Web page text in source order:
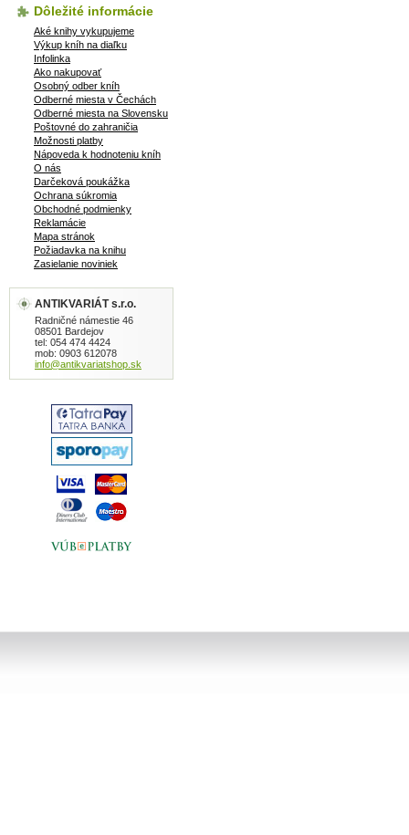
Dôležité informácie
Aké knihy vykupujeme
Výkup kníh na diaľku
Infolinka
Ako nakupovať
Osobný odber kníh
Odberné miesta v Čechách
Odberné miesta na Slovensku
Poštovné do zahraničia
Možnosti platby
Nápoveda k hodnoteniu kníh
O nás
Darčeková poukážka
Ochrana súkromia
Obchodné podmienky
Reklamácie
Mapa stránok
Požiadavka na knihu
Zasielanie noviniek
ANTIKVARIÁT s.r.o.
Radničné námestie 46
08501 Bardejov
tel: 054 474 4424
mob: 0903 612078
info@antikvariatshop.sk